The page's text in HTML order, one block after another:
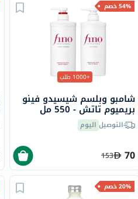
54% خصم
+1000 طلب
شامبو وبلسم شيسيدو فينو
بريميوم تاتش - 550 مل
التوصيل اليوم
70
153
20% خصم